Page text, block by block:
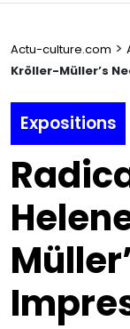
Actu-culture.com >
Kröller-Müller’s
Expositions